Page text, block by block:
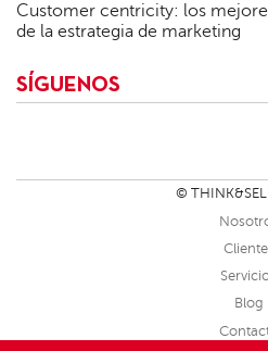
Customer centricity: los
de la estrategia de marketing
SÍGUENOS
©
Blog